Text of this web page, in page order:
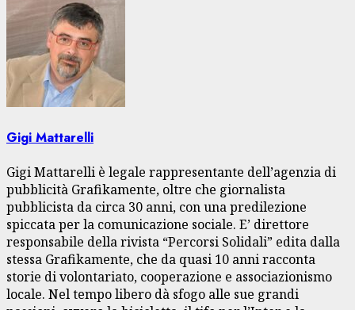
Gigi Mattarelli
Gigi Mattarelli è legale rappresentante dell’agenzia di
pubblicità Grafikamente, oltre che giornalista
pubblicista da circa 30 anni, con una predilezione
spiccata per la comunicazione sociale. E’ direttore
responsabile della rivista “Percorsi Solidali” edita dalla
stessa Grafikamente, che da quasi 10 anni racconta
storie di volontariato, cooperazione e associazionismo
locale. Nel tempo libero dà sfogo alle sue grandi